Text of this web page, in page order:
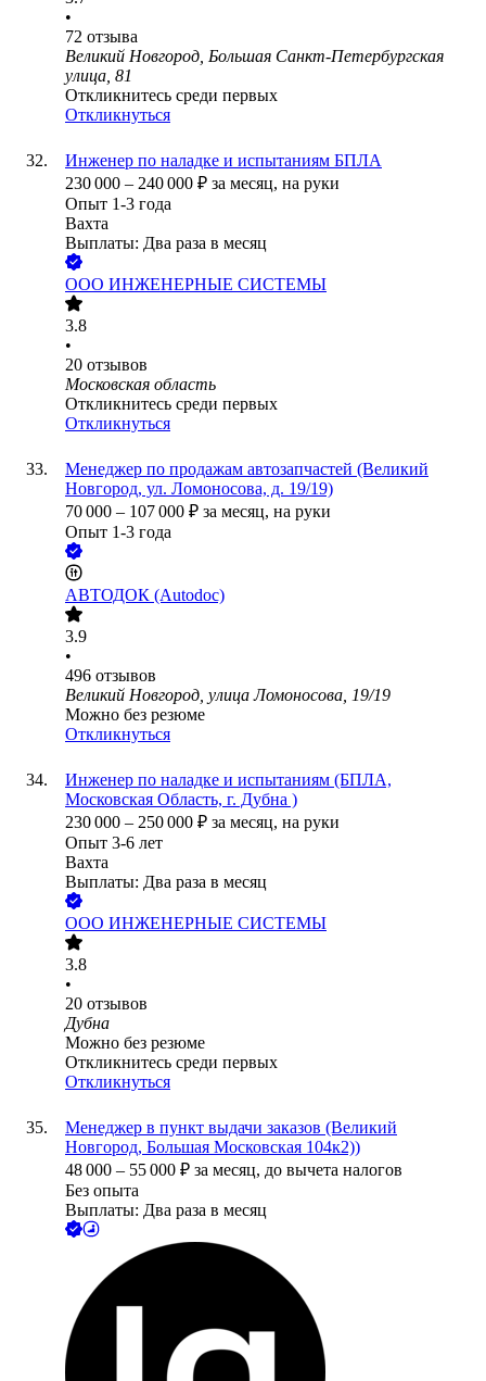
•
72 отзыва
Великий Новгород, Большая Санкт-Петербургская
улица, 81
Откликнитесь среди первых
Откликнуться
Инженер по наладке и испытаниям БПЛА
230 000 – 240 000 ₽ за месяц, на руки
Опыт 1-3 года
Вахта
Выплаты: Два раза в месяц
ООО ИНЖЕНЕРНЫЕ СИСТЕМЫ
3.8
•
20 отзывов
Московская область
Откликнитесь среди первых
Откликнуться
Менеджер по продажам автозапчастей (Великий
Новгород, ул. Ломоносова, д. 19/19)
70 000 – 107 000 ₽ за месяц, на руки
Опыт 1-3 года
АВТОДОК (Autodoc)
3.9
•
496 отзывов
Великий Новгород, улица Ломоносова, 19/19
Можно без резюме
Откликнуться
Инженер по наладке и испытаниям (БПЛА,
Московская Область, г. Дубна )
230 000 – 250 000 ₽ за месяц, на руки
Опыт 3-6 лет
Вахта
Выплаты: Два раза в месяц
ООО ИНЖЕНЕРНЫЕ СИСТЕМЫ
3.8
•
20 отзывов
Дубна
Можно без резюме
Откликнитесь среди первых
Откликнуться
Менеджер в пункт выдачи заказов (Великий
Новгород, Большая Московская 104к2))
48 000 – 55 000 ₽ за месяц, до вычета налогов
Без опыта
Выплаты: Два раза в месяц